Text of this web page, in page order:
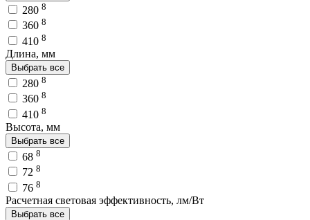
280 8
360 8
410 8
Длина, мм
Выбрать все
280 8
360 8
410 8
Высота, мм
Выбрать все
68 8
72 8
76 8
Расчетная световая эффективность, лм/Вт
Выбрать все